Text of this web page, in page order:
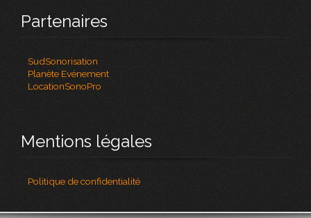
Partenaires
SudSonorisation
Planète Evénement
LocationSonoPro
Mentions légales
Politique de confidentialité